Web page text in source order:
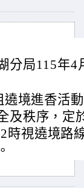
分局115年4
境進香活
及秩序，定
時視遶境路